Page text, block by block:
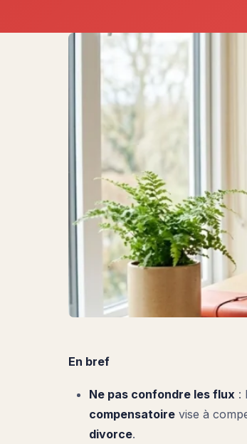
En bref
Ne pas confondre les flux :
compensatoirevise à
divorce.